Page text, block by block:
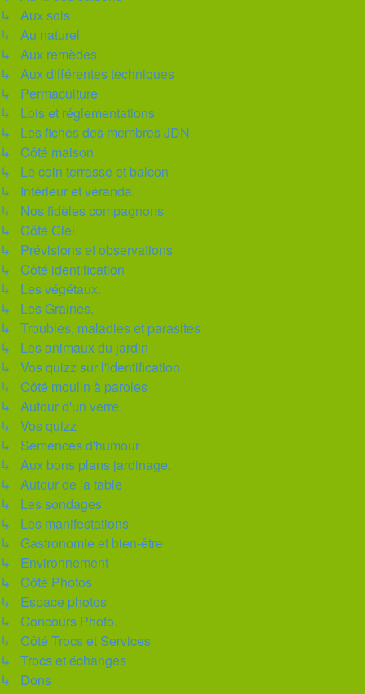
↳ Aux sols
↳ Au naturel
↳ Aux remèdes
↳ Aux différentes techniques
↳ Permaculture
↳ Lois et réglementations
↳ Les fiches des membres JDN
↳ Côté maison
↳ Le coin terrasse et balcon
↳ Intérieur et véranda.
↳ Nos fidèles compagnons
↳ Côté Ciel
↳ Prévisions et observations
↳ Côté identification
↳ Les végétaux.
↳ Les Graines.
↳ Troubles, maladies et parasites
↳ Les animaux du jardin
↳ Vos quizz sur l'identification.
↳ Côté moulin à paroles
↳ Autour d'un verre.
↳ Vos quizz
↳ Semences d'humour
↳ Aux bons plans jardinage.
↳ Autour de la table
↳ Les sondages
↳ Les manifestations
↳ Gastronomie et bien-être
↳ Environnement
↳ Côté Photos
↳ Espace photos
↳ Concours Photo.
↳ Côté Trocs et Services
↳ Trocs et échanges
↳ Dons